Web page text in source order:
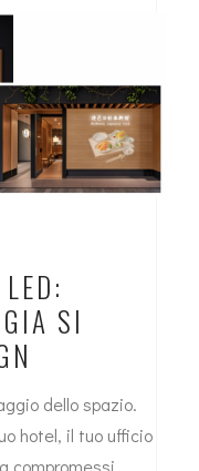
SI
dello spazio.
hotel, il tuo ufficio